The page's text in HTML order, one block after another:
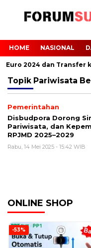
HOME NASIONAL
2024 dan Transfer
Topik Pariwisata
Pemerintahan
Disbudpora Dorong
Pariwisata, dan
RPJMD 2025–2029
Rabu, 14 Mei 2025 - 15:42 WIB
ONLINE SHOP
-53%